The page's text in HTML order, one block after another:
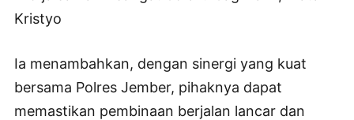
Kristyo
Ia menambahkan, dengan sinergi yang kuat
bersama Polres Jember, pihaknya dapat
memastikan pembinaan berjalan lancar dan